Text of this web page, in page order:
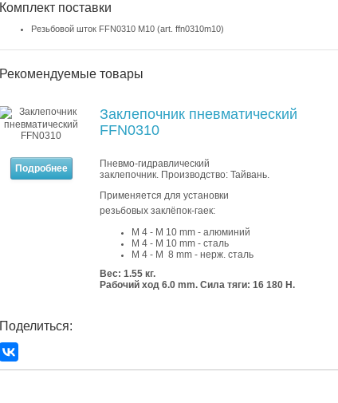
Комплект поставки
Резьбовой шток FFN0310 M10 (art. ffn0310m10)
Рекомендуемые товары
Подробнее
Заклепочник пневматический
FFN0310
Пневмо-гидравлический
заклепочник. Производство: Тайвань.
Применяется для установки
резьбовых заклёпок-гаек:
М 4 - М 10 mm - алюминий
М 4- М 10mm - сталь
М 4- М 8 mm - нерж. сталь
Вес: 1.55 кг.
Рабочий ход 6.0 mm. Сила тяги: 16 180 Н.
Поделиться: